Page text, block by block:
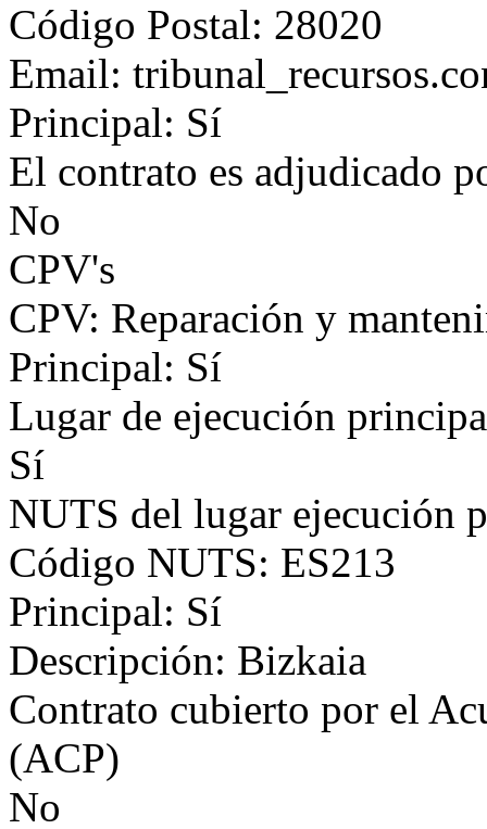
Código Postal: 28020
Email:
Principal: Sí
El contrato es adjudicado
No
CPV's
CPV: Reparación y
Principal: Sí
Lugar de ejecución
Sí
NUTS del lugar ejecución
Código NUTS: ES213
Principal: Sí
Descripción: Bizkaia
Contrato cubierto por el
(ACP)
No